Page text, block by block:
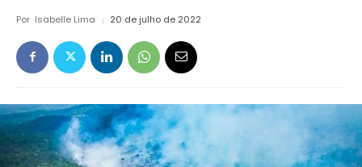
Amazônia
Por Isabelle Lima 20 de julho de 2022